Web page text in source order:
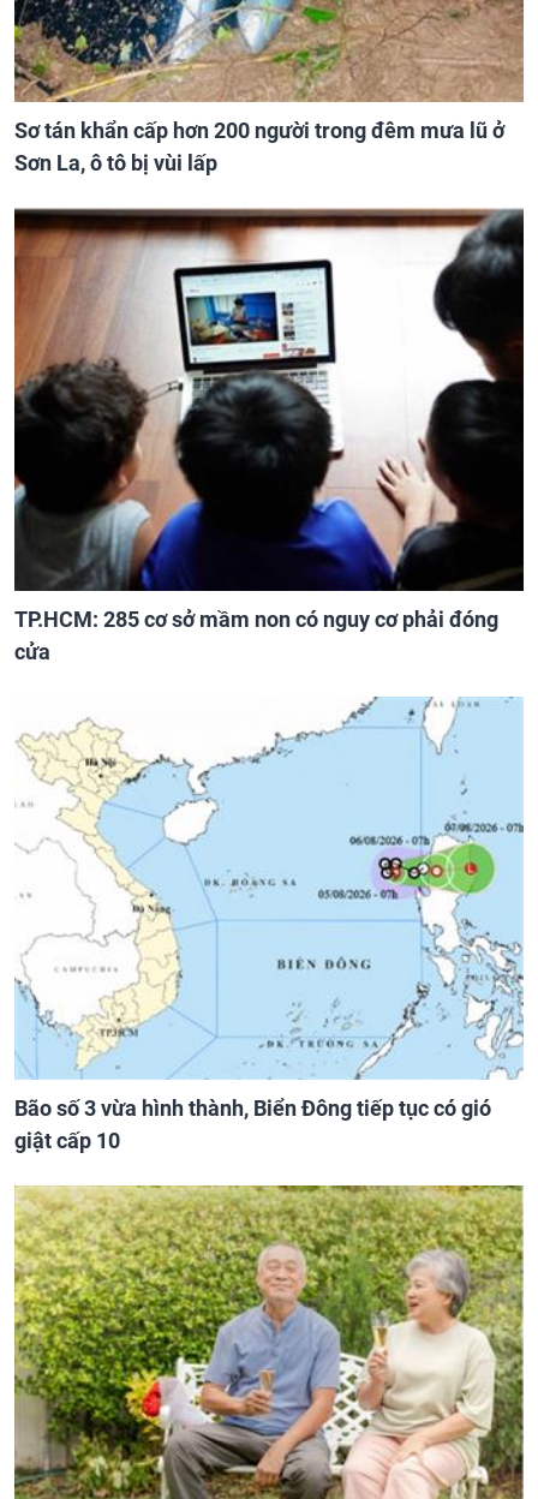
Sơ tán khẩn cấp hơn 200 người trong đêm mưa lũ ở
Sơn La, ô tô bị vùi lấp
TP.HCM: 285 cơ sở mầm non có nguy cơ phải đóng
cửa
Bão số 3 vừa hình thành, Biển Đông tiếp tục có gió
giật cấp 10